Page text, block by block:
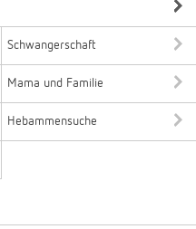
Schwangerschaft
Mama und Familie
Hebammensuche